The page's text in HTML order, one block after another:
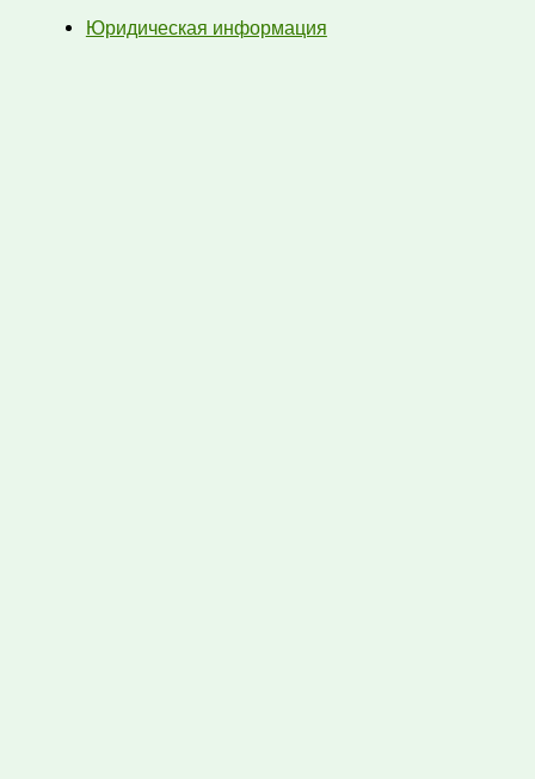
Юридическая информация